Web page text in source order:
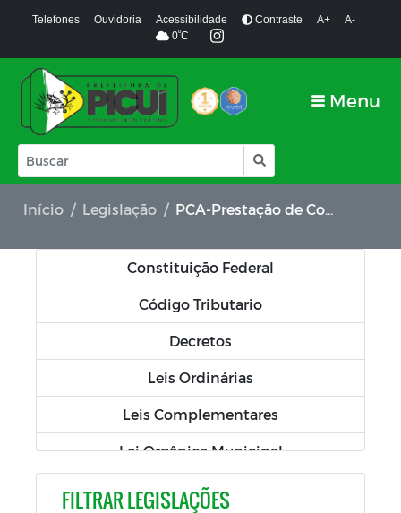
Telefones Ouvidoria Acessibilidade Contraste A+
A-
0ºC
Menu
Início Legislação PCA-Prestação de Contas Anual
Constituição Federal
Código Tributario
Decretos
Leis Ordinárias
Leis Complementares
Lei Orgânica Municipal
Salários por Cargo/Função
FILTRAR LEGISLAÇÕES